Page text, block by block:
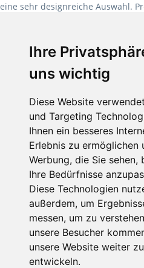
Ihre
uns wichtig
Diese Website
und Targeting
Ihnen ein besseres
Erlebnis zu ermöglichen
Werbung, die Sie sehen,
Ihre Bedürfnisse
Diese Technologien
außerdem, um
messen, um zu
unsere Besucher
unsere Website weiter zu
entwickeln.
eine sehr designreiche Auswahl.
Weichmacher und Lösungsmittel.
Verlegearten ist er für jegliche
Empfehlung:Wineo 1000 Multi
Teppiche für ein angenehmes
machen es
Teppich in Ihrem gewünschten
60cm. Vor allem in
Oberfläche ein sehr beliebter
Fletco Fluffy und Fletco Hermelin